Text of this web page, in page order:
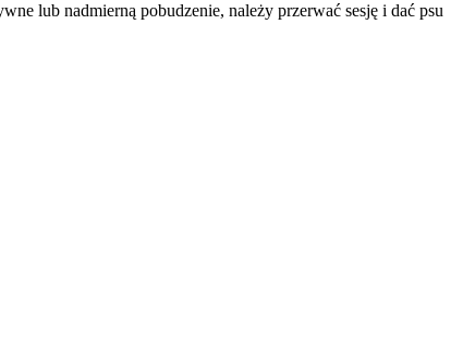
lub nadmierną pobudzenie, należy przerwać sesję i dać psu